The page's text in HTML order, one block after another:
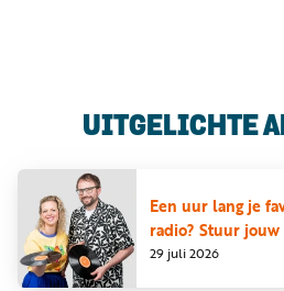
UITGELICHTE
29 juli 2026
Een uur lang je
radio? Stuur
Podcasts
Muziek
Artikelen
Kanalen